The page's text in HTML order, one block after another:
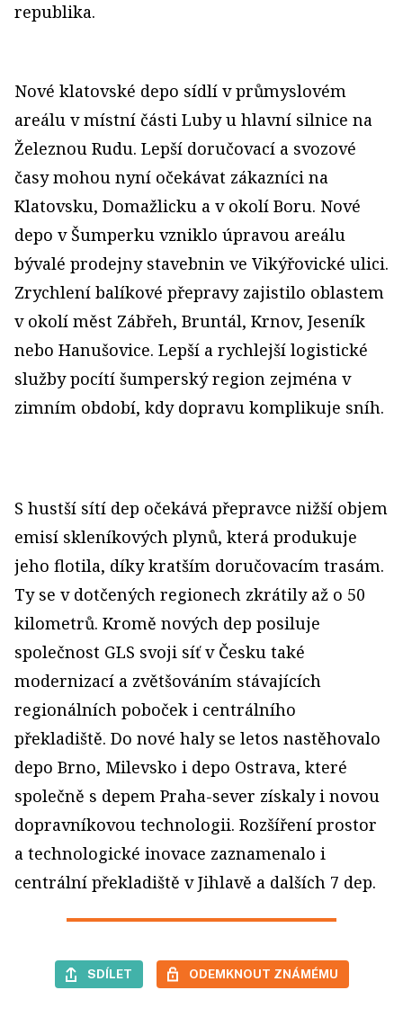
republika.
Nové klatovské depo sídlí v průmyslovém
areálu v místní části Luby u hlavní silnice na
Železnou Rudu. Lepší doručovací a svozové
časy mohou nyní očekávat zákazníci na
Klatovsku, Domažlicku a v okolí Boru. Nové
depo v Šumperku vzniklo úpravou areálu
bývalé prodejny stavebnin ve Vikýřovické ulici.
Zrychlení balíkové přepravy zajistilo oblastem
v okolí měst Zábřeh, Bruntál, Krnov, Jeseník
nebo Hanušovice. Lepší a rychlejší logistické
služby pocítí šumperský region zejména v
zimním období, kdy dopravu komplikuje sníh.
S hustší sítí dep očekává přepravce nižší objem
emisí skleníkových plynů, která produkuje
jeho flotila, díky kratším doručovacím trasám.
Ty se v dotčených regionech zkrátily až o 50
kilometrů. Kromě nových dep posiluje
společnost GLS svoji síť v Česku také
modernizací a zvětšováním stávajících
regionálních poboček i centrálního
překladiště. Do nové haly se letos nastěhovalo
depo Brno, Milevsko i depo Ostrava, které
společně s depem Praha-sever získaly i novou
dopravníkovou technologii. Rozšíření prostor
a technologické inovace zaznamenalo i
centrální překladiště v Jihlavě a dalších 7 dep.
SDÍLET ODEMKNOUT ZNÁMÉMU